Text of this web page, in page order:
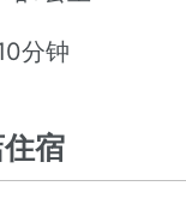
分钟
宿